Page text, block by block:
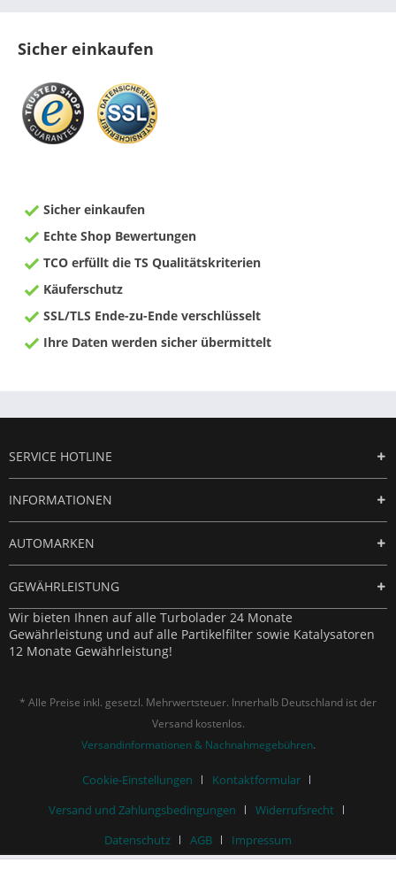
Sicher einkaufen
Sicher einkaufen
Echte Shop Bewertungen
TCO erfüllt die TS Qualitätskriterien
Käuferschutz
SSL/TLS Ende-zu-Ende verschlüsselt
Ihre Daten werden sicher übermittelt
SERVICE HOTLINE
INFORMATIONEN
AUTOMARKEN
GEWÄHRLEISTUNG
Wir bieten Ihnen auf alle Turbolader 24 Monate
Gewährleistung und auf alle Partikelfilter sowie Katalysatoren
12 Monate Gewährleistung!
* Alle Preise inkl. gesetzl. Mehrwertsteuer. Innerhalb Deutschland ist der
Versand kostenlos.
Versandinformationen & Nachnahmegebühren.
Cookie-Einstellungen
Kontaktformular
Versand und Zahlungsbedingungen
Widerrufsrecht
Datenschutz
AGB Impressum